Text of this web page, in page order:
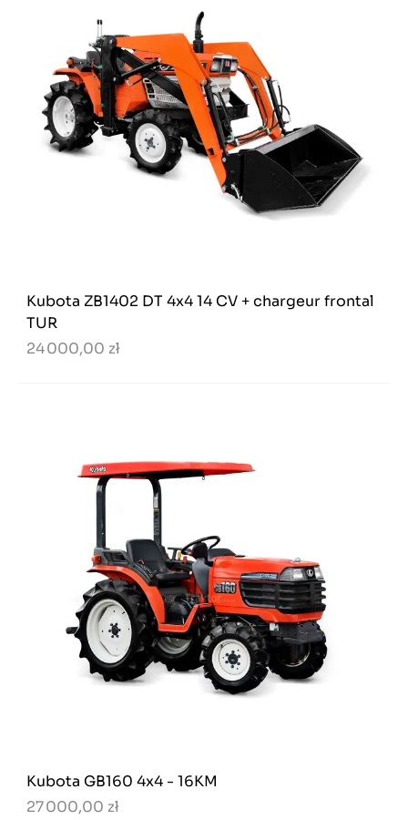
Kubota ZB1402 DT 4x4 14 CV + chargeur frontal
TUR
24 000,00 zł
Kubota GB160 4x4 - 16KM
27 000,00 zł